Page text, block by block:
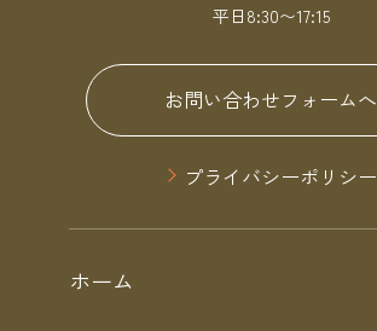
平日8:30〜17:15
お問い合わせフォームへ
プライバシーポリシー
ホーム